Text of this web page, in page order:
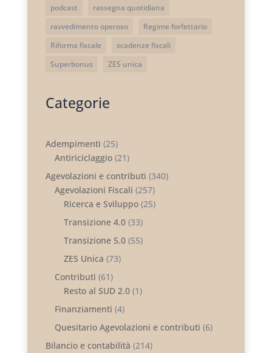
podcast
rassegna quotidiana
ravvedimento operoso
Regime forfettario
Riforma fiscale
scadenze fiscali
Superbonus
ZES unica
Categorie
Adempimenti (25)
Antiriciclaggio(21)
Agevolazioni e contributi (340)
Agevolazioni Fiscali (257)
Ricerca e Sviluppo(25)
Transizione 4.0(33)
Transizione 5.0(55)
ZES Unica (73)
Contributi (61)
Resto al SUD 2.0(1)
Finanziamenti (4)
Quesitario Agevolazioni e contributi (6)
Bilancio e contabilità (214)